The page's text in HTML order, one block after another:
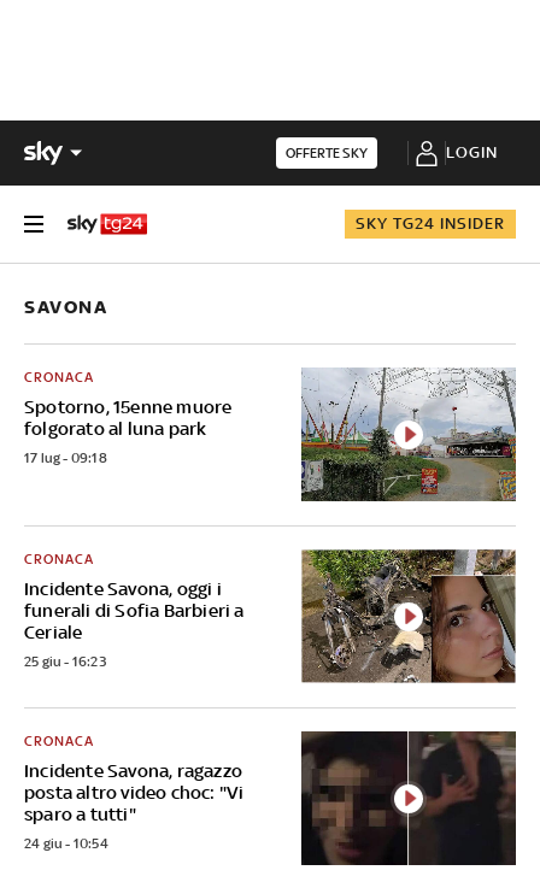
OFFERTE SKY LOGIN
SKY TG24 INSIDER
SAVONA
Spotorno, 15enne muore
folgorato al luna park
CRONACA
17 lug - 09:18
Incidente Savona, oggi i
funerali di Sofia Barbieri a
Ceriale
CRONACA
25 giu - 16:23
Incidente Savona, ragazzo
posta altro video choc: "Vi
sparo a tutti"
CRONACA
24 giu - 10:54